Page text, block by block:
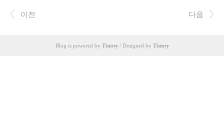
걸로 출발합니다. Swift에 대해 잘 알고싶으면 공식 홈페이지의 문서
가 제일 좋습니다. 공홈에서 제공하는 메뉴얼은 진리입니다! Web: ht
이전 다음
Blog is powered by Tistory/ Designed by Tistory